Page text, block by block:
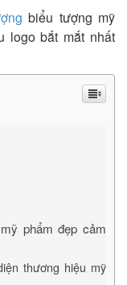
biểu tượng mỹ
logo bắt mắt nhất
phẩm đẹp cảm
thương hiệu mỹ